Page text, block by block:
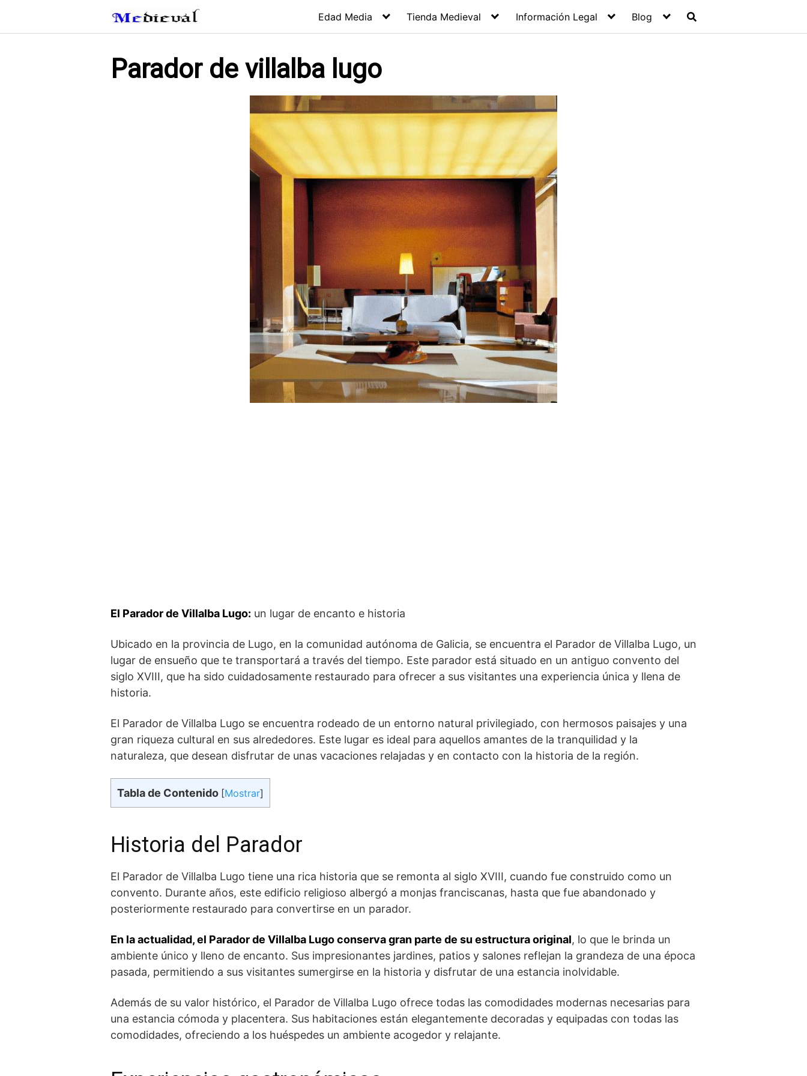
contenido
Edad Media Tienda Medieval Información Legal Blog
Parador de villalba lugo
El Parador de ‍Villalba​ Lugo: un lugar ⁤de encanto e historia
Ubicado en la⁤ provincia de Lugo, en la comunidad autónoma de Galicia, ⁢se encuentra el Parador de Villalba Lugo, un
lugar de ‍ensueño que te transportará a⁣ través del tiempo. Este parador está situado‌ en un antiguo ‍convento del
siglo‍ XVIII, que ha sido cuidadosamente restaurado para ofrecer a sus visitantes ​una experiencia única⁢ y llena de
historia.
El Parador de Villalba Lugo se ⁣encuentra rodeado‌ de un entorno natural privilegiado, con‌ hermosos⁤ paisajes y ​una
gran​ riqueza cultural en sus alrededores. Este lugar es ideal para aquellos amantes de la tranquilidad y la
naturaleza, que‍ desean disfrutar de unas vacaciones relajadas y en contacto ‌con la historia de⁤ la región.
Tabla de Contenido [Mostrar]
Historia del Parador
El Parador de Villalba Lugo tiene una rica historia que se remonta al​ siglo XVIII, cuando fue⁣ construido como un
convento. Durante años, este⁣ edificio religioso albergó a monjas franciscanas, hasta que fue ⁤abandonado y
posteriormente restaurado para‍ convertirse en un parador.
En la actualidad, el Parador de Villalba Lugo conserva gran parte de su estructura original, lo que le brinda un
ambiente único y lleno de encanto. Sus impresionantes jardines, patios y salones reflejan la ‍grandeza de una época
pasada, ⁣permitiendo a sus visitantes sumergirse en la‌ historia y disfrutar de una estancia inolvidable.
Además de su valor ⁢histórico, el Parador de Villalba Lugo ofrece todas las comodidades modernas necesarias para
una estancia cómoda y placentera. Sus habitaciones están elegantemente decoradas y equipadas con todas las⁢
comodidades, ofreciendo a los huéspedes un ambiente acogedor⁤ y relajante.